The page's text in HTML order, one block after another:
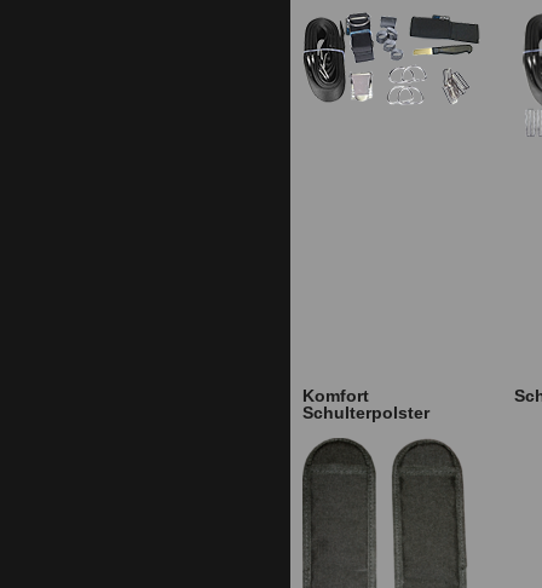
Komfort
Schulterpolster